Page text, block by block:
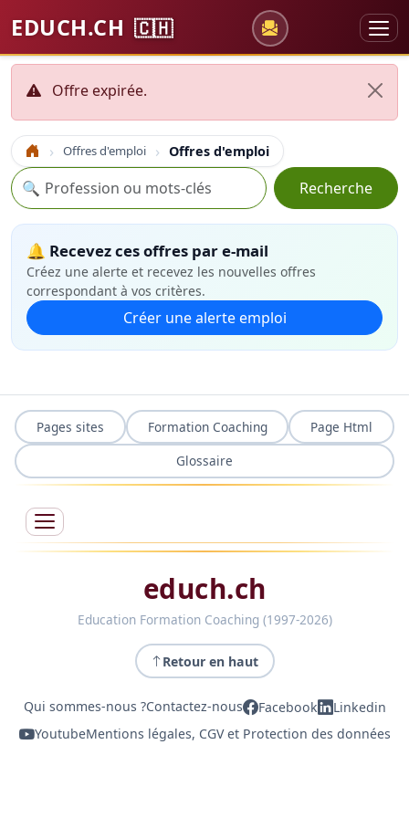
EDUCH.CH 🇨🇭
Offre expirée.
Accueil Offres d'emploi Offres d'emploi
Recherche
🔍 Recherche
🔔 Recevez ces offres par e-mail
Créez une alerte et recevez les nouvelles offres
correspondant à vos critères.
Créer une alerte emploi
Pages sites Formation Coaching
Page Html
Glossaire
educh.ch
Education Formation Coaching (1997-2026)
Retour en haut
Qui sommes-nous ?Contactez-nous Facebook
Linkedin
YoutubeMentions légales, CGV et Protection des données